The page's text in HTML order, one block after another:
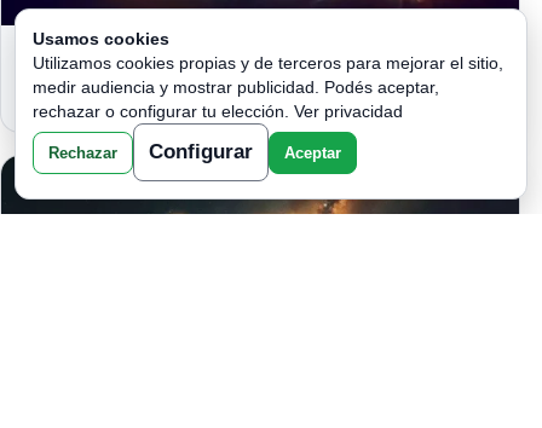
EL SIGNIFICADO DE SOÑAR QUE
HABLAS CON DIFUNTOS O MUERTOS
Usamos cookies
Utilizamos cookies propias y de terceros para mejorar el sitio,
medir audiencia y mostrar publicidad. Podés aceptar,
rechazar o configurar tu elección. Ver privacidad
Rechazar Configurar Aceptar